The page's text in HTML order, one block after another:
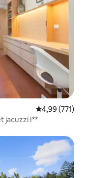
Évaluation
4,99 (771)
jacuzzi !**